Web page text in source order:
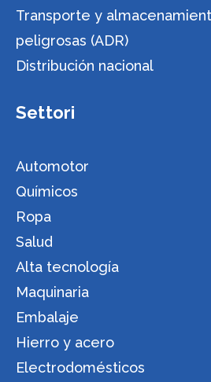
Transporte y
peligrosas (ADR)
Distribución nacional
Settori
Automotor
Químicos
Ropa
Salud
Alta tecnología
Maquinaria
Embalaje
Hierro y acero
Electrodomésticos